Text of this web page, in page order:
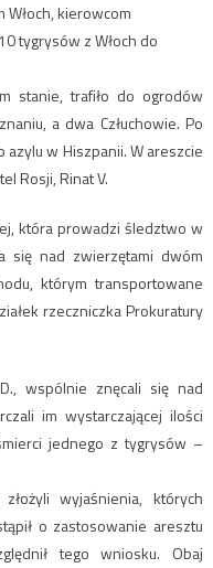
kierowcom
tygrysów z Włoch do
stanie, trafiło do ogrodów
a dwa Człuchowie. Po
w Hiszpanii. W areszcie
Rosji, Rinat V.
która prowadzi śledztwo w
się nad zwierzętami dwóm
którym transportowane
rzeczniczka Prokuratury
wspólnie znęcali się nad
im wystarczającej ilości
jednego z tygrysów –
wyjaśnienia, których
o zastosowanie aresztu
tego wniosku. Obaj